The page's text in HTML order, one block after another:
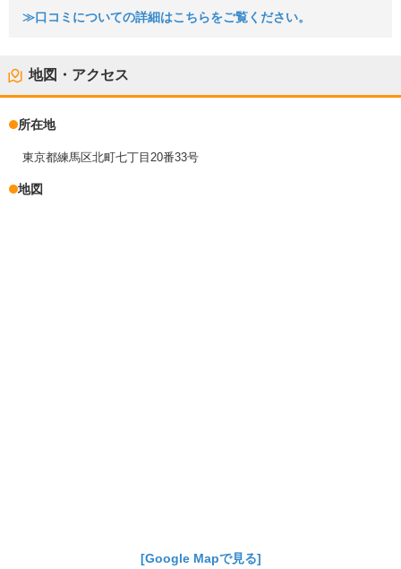
≫口コミについての詳細はこちらをご覧ください。
地図・アクセス
所在地
東京都練馬区北町七丁目20番33号
地図
[Google Mapで見る]